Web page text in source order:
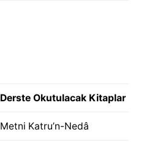
Derste Okutulacak Kitaplar
Metni Katru’n-Nedâ